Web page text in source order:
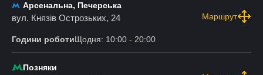
Арсенальна, Печерська
вул. Князів Острозьких, 24 Маршрут
Години роботиЩодня: 10:00 - 20:00
Позняки